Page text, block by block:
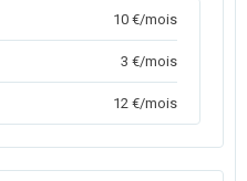
10 €/mois
3 €/mois
12 €/mois